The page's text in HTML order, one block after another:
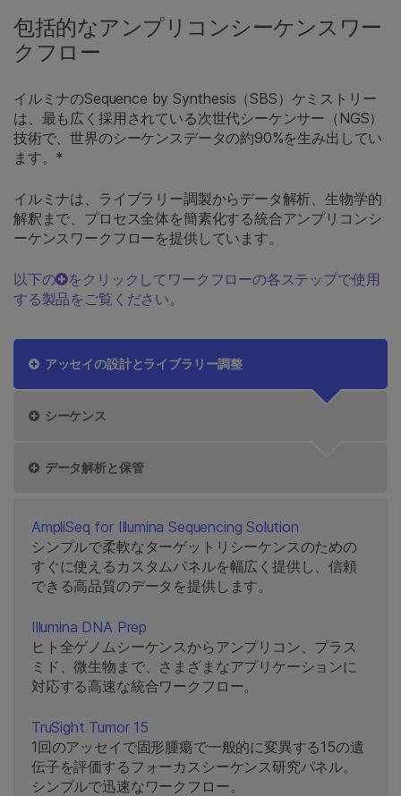
包括的なアンプリコンシーケンスワー
クフロー
イルミナのSequence by Synthesis（SBS）ケミストリー
は、最も広く採用されている次世代シーケンサー（NGS）
技術で、世界のシーケンスデータの約90%を生み出してい
ます。*
イルミナは、ライブラリー調製からデータ解析、生物学的
解釈まで、プロセス全体を簡素化する統合アンプリコンシ
ーケンスワークフローを提供しています。
以下の
をクリックしてワークフローの各ステップで使用
する製品をご覧ください。
アッセイの設計とライブラリー調整
シーケンス
データ解析と保管
AmpliSeq for Illumina Sequencing Solution
シンプルで柔軟なターゲットリシーケンスのための
すぐに使えるカスタムパネルを幅広く提供し、信頼
できる高品質のデータを提供します。
Illumina DNA Prep
ヒト全ゲノムシーケンスからアンプリコン、プラス
ミド、微生物まで、さまざまなアプリケーションに
対応する高速な統合ワークフロー。
TruSight Tumor 15
1回のアッセイで固形腫瘍で一般的に変異する15の遺
伝子を評価するフォーカスシーケンス研究パネル。
シンプルで迅速なワークフロー。